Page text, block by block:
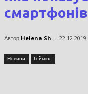
смартфонів
Автор Helena Sh. 22.12.2019
Новини Геймінг